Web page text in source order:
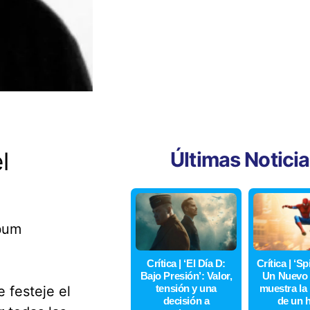
festeje el
Últimas
Crítica | ‘El Día D:
Bajo Presión’: Valor,
tensión y una
decisión a
Crítica |
Un Nuevo
muestra la
de un